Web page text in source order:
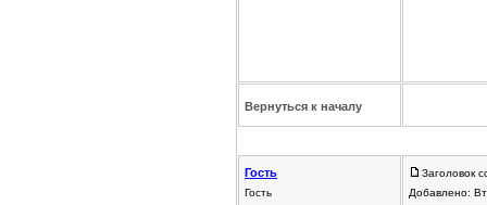
Вернуться к началу
Гость
Гость
Заголовок
Добавлено: